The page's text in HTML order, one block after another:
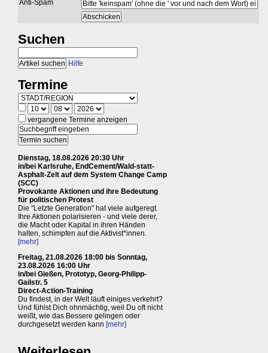
Anti-Spam
Suchen
Hilfe
Termine
vergangene Termine anzeigen
Dienstag, 18.08.2026 20:30 Uhr
in/bei Karlsruhe, EndCement/Wald-statt-
Asphalt-Zelt auf dem System Change Camp
(SCC)
Provokante Aktionen und ihre Bedeutung
für politischen Protest
Die "Letzte Generation" hat viele aufgeregt.
Ihre Aktionen polarisieren - und viele derer,
die Macht oder Kapital in ihren Händen
halten, schimpfen auf die Aktivist*innen.
[mehr]
Freitag, 21.08.2026 18:00 bis Sonntag,
23.08.2026 16:00 Uhr
in/bei Gießen, Prototyp, Georg-Philipp-
Gailstr. 5
Direct-Action-Training
Du findest, in der Welt läuft einiges verkehrt?
Und fühlst Dich ohnmächtig, weil Du oft nicht
weißt, wie das Bessere gelingen oder
durchgesetzt werden kann [mehr]